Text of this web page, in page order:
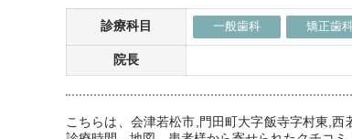
診療科目 一般歯科 矯正歯
院長
こちらは、会津若松市,門田町大字飯寺字村東,